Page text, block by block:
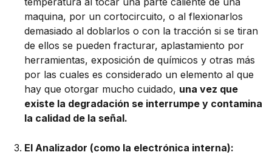
maquina, por un cortocircuito, o al flexionarlos
demasiado al doblarlos o con la tracción si se tiran
de ellos se pueden fracturar, aplastamiento por
herramientas, exposición de químicos y otras más
por las cuales es considerado un elemento al que
hay que otorgar mucho cuidado, una vez que
existe la degradación se interrumpe y contamina
la calidad de la señal.
El Analizador (como la electrónica interna):